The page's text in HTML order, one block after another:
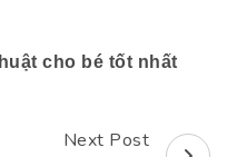
cho bé tốt nhất
Next Post